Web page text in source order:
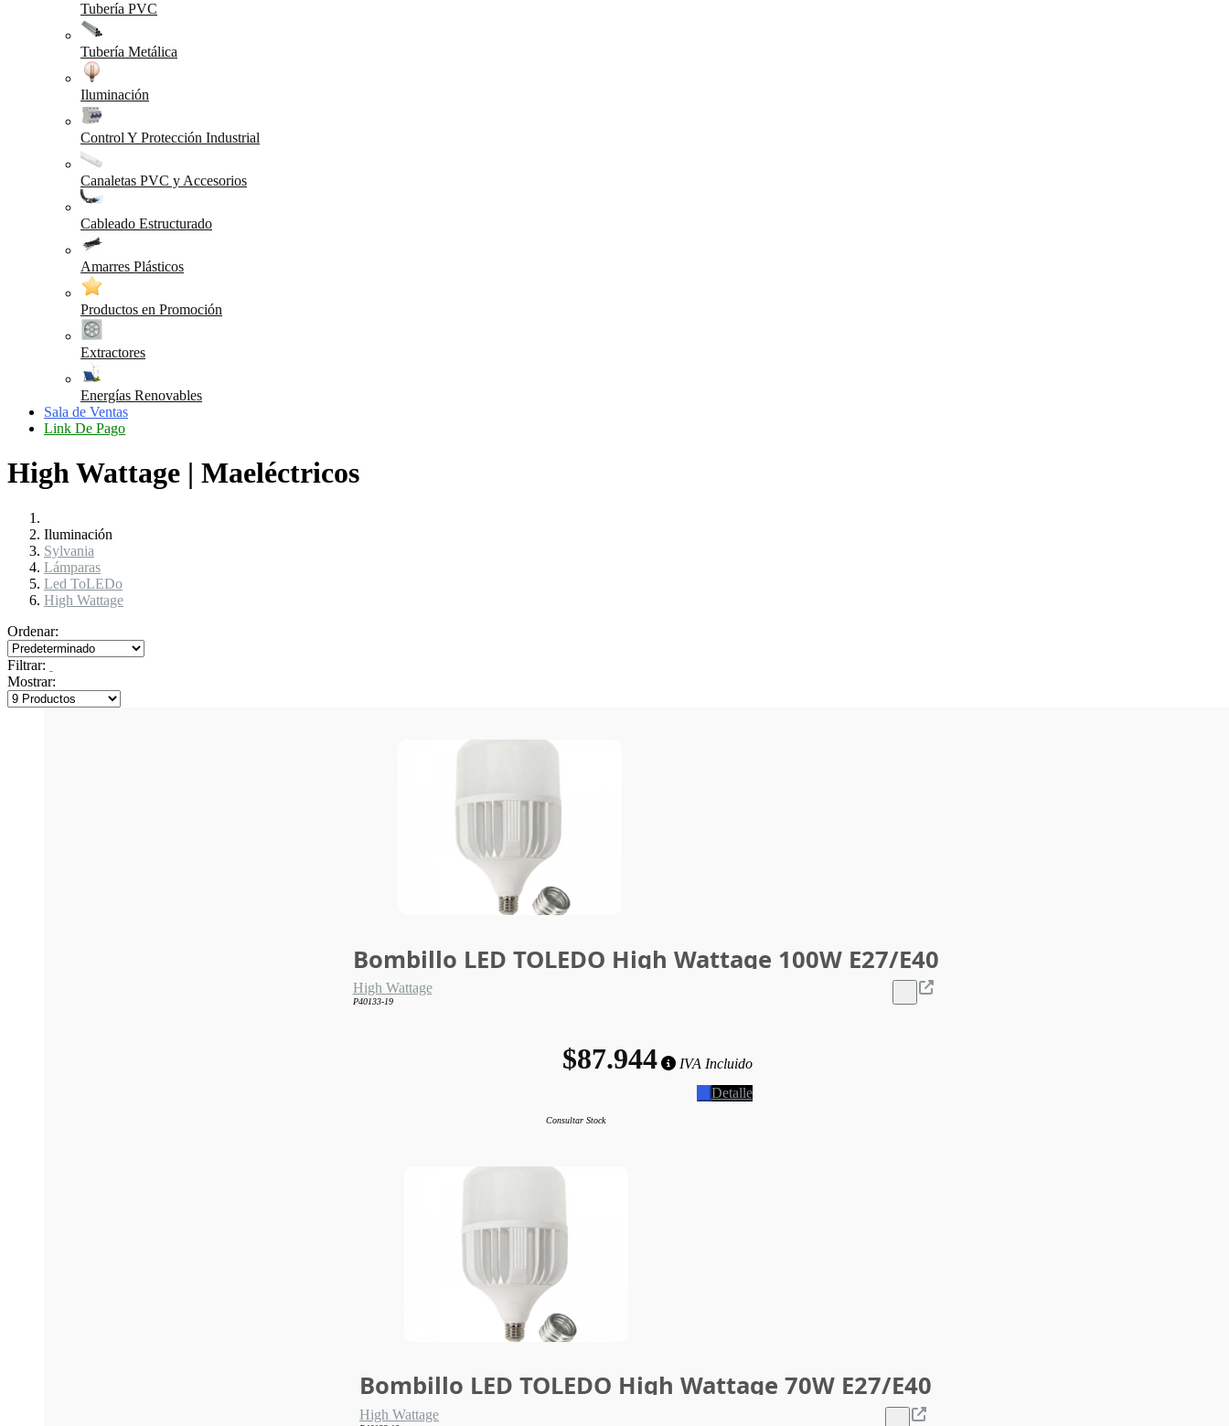
Tubería PVC
Tubería Metálica
Iluminación
Control Y Protección Industrial
Canaletas PVC y Accesorios
Cableado Estructurado
Amarres Plásticos
Productos en Promoción
Extractores
Energías Renovables
Sala de Ventas
Link De Pago
High Wattage | Maeléctricos
Iluminación
Sylvania
Lámparas
Led ToLEDo
High Wattage
Ordenar:
Filtrar:
Mostrar:
Bombillo LED TOLEDO High Wattage 100W E27/E40
High Wattage
P40133-19
$87.944
IVA Incluido
Detalle
Consultar Stock
Bombillo LED TOLEDO High Wattage 70W E27/E40
High Wattage